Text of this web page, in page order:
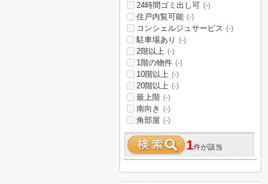
24時間ゴミ出し可 (-)
住戸内覧可能 (-)
コンシェルジュサービス (-)
駐車場あり (-)
2階以上 (-)
1階の物件 (-)
10階以上 (-)
20階以上 (-)
最上階 (-)
南向き (-)
角部屋 (-)
1件が該当